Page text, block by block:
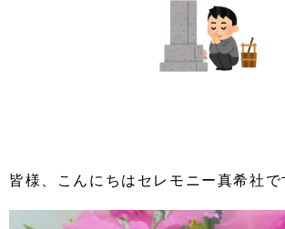
皆様、こんにちはセレモニー真希社で